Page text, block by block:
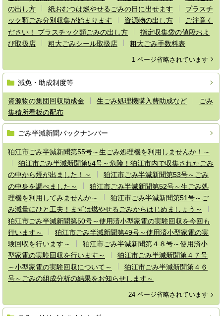
の出し方
紙おむつは燃やせるごみの日に出せます
プラスチ
ック類ごみ分別収集が始まります
資源物の出し方
ご注意く
ださい！ プラスチック類ごみの出し方
指定収集袋の値段およ
び取扱店
粗大ごみシール取扱店 粗大ごみ手数料表
1 ページ省略されています
減免・助成制度等
資源物の集団回収助成金 生ごみ処理機購入費助成など
ごみ
集積所看板の配布
ごみ半減新聞バックナンバー
狛江市ごみ半減新聞第55号～生ごみ処理機を利用しませんか！～
狛江市ごみ半減新聞第54号～危険！狛江市内で収集されたごみ
の中から煙が出ました！～
狛江市ごみ半減新聞第53号～ごみ
の中身を調べました～
狛江市ごみ半減新聞第52号～生ごみ処
理機を利用してみませんか～
狛江市ごみ半減新聞第51号～ご
み減量にひと工夫！まずは燃やせるごみからはじめましょう～
狛江市ごみ半減新聞第50号～使用済小型家電の実験回収を今回も
行います～
狛江市ごみ半減新聞第49号～使用済小型家電の実
験回収を行います～
狛江市ごみ半減新聞第４８号～使用済小
型家電の実験回収を行います～
狛江市ごみ半減新聞第４７号
～小型家電の実験回収について～
狛江市ごみ半減新聞第４６
号～ごみの組成分析の結果をお知らせします～
24 ページ省略されています